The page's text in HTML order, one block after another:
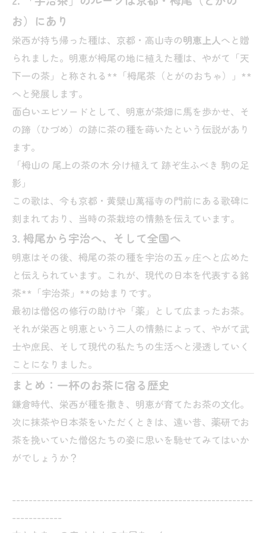
お）にあり
栄西が持ち帰った種は、京都・高山寺の明恵上人へと贈
られました。明恵が栂尾の地に植えた種は、やがて「天
下一の茶」と称される**「栂尾茶（とがのおちゃ）」**
へと発展します。
面白いエピソードとして、明恵が茶畑に馬を歩かせ、そ
の蹄（ひづめ）の跡に茶の種を蒔いたという伝説があり
ます。
「栂山の 尾上の茶の木 分け植えて 跡ぞ生ふべき 駒の足
影」
この歌は、今も京都・黄檗山萬福寺の門前にある歌碑に
刻まれており、当時の茶栽培の情熱を伝えています。
3. 栂尾から宇治へ、そして全国へ
明恵はその後、栂尾の茶の種を宇治の五ヶ庄へと広めた
と伝えられています。これが、現代の日本を代表する銘
茶**「宇治茶」**の始まりです。
最初は僧侶の修行の助けや「薬」として広まったお茶。
それが栄西と明恵という二人の情熱によって、やがて武
士や庶民、そして現代の私たちの生活へと浸透していく
ことになりました。
まとめ：一杯のお茶に宿る歴史
鎌倉時代、栄西が種を撒き、明恵が育てたお茶の文化。
次に抹茶や日本茶をいただくときは、遠い昔、薬研でお
茶を挽いていた僧侶たちの姿に思いを馳せてみてはいか
がでしょうか？
----------------------------------------------------------
------------